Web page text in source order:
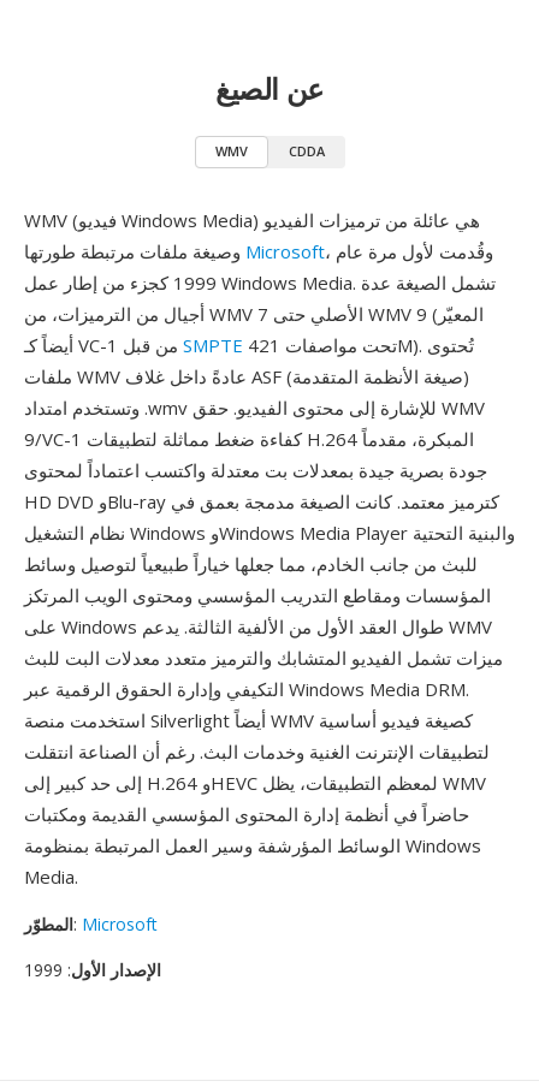
عن الصيغ
WMV CDDA
WMV (فيديو Windows Media) هي عائلة من ترميزات الفيديو
Microsoft، وقُدمت لأول مرة عام
1999 كجزء من إطار عمل Windows Media. تشمل الصيغة عدة
أجيال من الترميزات، من WMV 7 الأصلي حتى WMV 9 (المعيّر
SMPTE
ملفات WMV عادةً داخل غلاف ASF (صيغة الأنظمة المتقدمة)
وتستخدم امتداد .wmv للإشارة إلى محتوى الفيديو. حقق WMV
9/VC-1 كفاءة ضغط مماثلة لتطبيقات H.264 المبكرة، مقدماً
جودة بصرية جيدة بمعدلات بت معتدلة واكتسب اعتماداً لمحتوى
HD DVD وBlu-ray كترميز معتمد. كانت الصيغة مدمجة بعمق في
نظام التشغيل Windows وWindows Media Player والبنية التحتية
للبث من جانب الخادم، مما جعلها خياراً طبيعياً لتوصيل وسائط
المؤسسات ومقاطع التدريب المؤسسي ومحتوى الويب المرتكز
على Windows طوال العقد الأول من الألفية الثالثة. يدعم WMV
ميزات تشمل الفيديو المتشابك والترميز متعدد معدلات البت للبث
التكيفي وإدارة الحقوق الرقمية عبر Windows Media DRM.
استخدمت منصة Silverlight أيضاً WMV كصيغة فيديو أساسية
لتطبيقات الإنترنت الغنية وخدمات البث. رغم أن الصناعة انتقلت
إلى حد كبير إلى H.264 وHEVC لمعظم التطبيقات، يظل WMV
حاضراً في أنظمة إدارة المحتوى المؤسسي القديمة ومكتبات
الوسائط المؤرشفة وسير العمل المرتبطة بمنظومة Windows
Media.
المطوّر: Microsoft
الإصدار الأول: 1999